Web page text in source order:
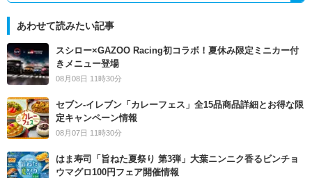
あわせて読みたい記事
スシロー×GAZOO Racing初コラボ！夏休み限定ミニカー付
きメニュー登場
08月08日 11時30分
セブン‐イレブン「カレーフェス」全15品商品詳細とお得な限
定キャンペーン情報
08月07日 11時30分
はま寿司「旨ねた夏祭り 第3弾」大葉ニンニク香るビンチョ
ウマグロ100円フェア開催情報